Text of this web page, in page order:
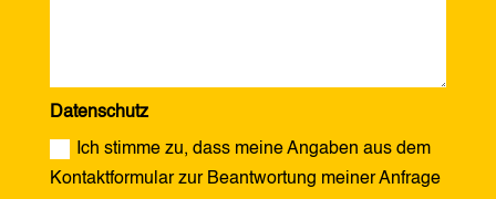
Datenschutz
Ich stimme zu, dass meine Angaben aus dem
Kontaktformular zur Beantwortung meiner Anfrage